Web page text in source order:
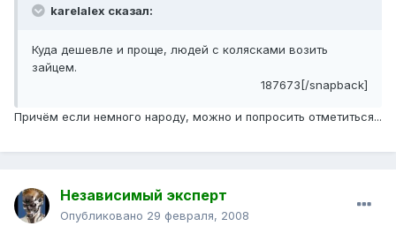
karelalex сказал:
Куда дешевле и проще, людей с колясками возить
зайцем.
187673[/snapback]
Причём если немного народу, можно и попросить отметиться...
Независимый эксперт
Опубликовано 29 февраля, 2008